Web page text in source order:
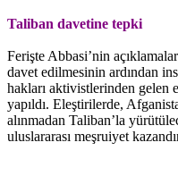
Taliban davetine tepki
Ferişte Abbasi’nin
davet edilmesinin ardından
hakları aktivistlerinden gelen
yapıldı. Eleştirilerde,
alınmadan Taliban’la
uluslararası meşruiyet